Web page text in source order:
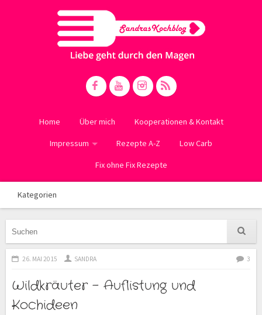
Home Über mich Kooperationen & Kontakt
Impressum Rezepte A-Z Low Carb
Fix ohne Fix Rezepte
Kategorien
26. MAI 2015 SANDRA 3
Wildkräuter – Auflistung und
Kochideen